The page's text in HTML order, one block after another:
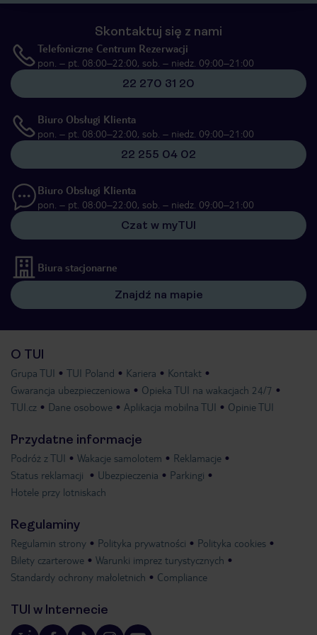
Skontaktuj się z nami
Telefoniczne Centrum Rezerwacji
pon. – pt. 08:00–22:00, sob. – niedz. 09:00–21:00
22 270 31 20
Biuro Obsługi Klienta
pon. – pt. 08:00–22:00, sob. – niedz. 09:00–21:00
22 255 04 02
Biuro Obsługi Klienta
pon. – pt. 08:00–22:00, sob. – niedz. 09:00–21:00
Czat w myTUI
Biura stacjonarne
Znajdź na mapie
O TUI
Grupa TUI TUI Poland Kariera
Kontakt
Gwarancja ubezpieczeniowa
Opieka TUI na wakacjach 24/7
TUI.cz
Dane osobowe Aplikacja mobilna TUI Opinie TUI
Przydatne informacje
Podróż z TUI Wakacje samolotem
Reklamacje
Status reklamacji
Ubezpieczenia
Parkingi
Hotele przy lotniskach
Regulaminy
Regulamin strony Polityka prywatności
Polityka cookies
Bilety czarterowe
Warunki imprez turystycznych
Standardy ochrony małoletnich
Compliance
TUI w Internecie